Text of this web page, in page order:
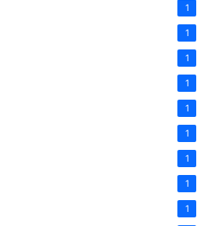
1
1
1
1
1
1
1
1
1